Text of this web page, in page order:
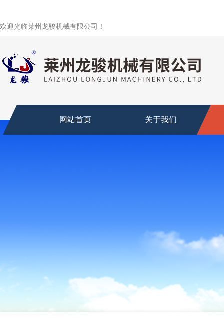
欢迎光临莱州龙骏机械有限公司！
网站首页 关于我们